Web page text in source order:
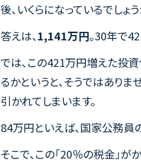
後、いくらになっているでしょ
答えは、1,141万円。30年で
では、この421万円増えた投資
るかというと、そうではあり
引かれてしまいます。
84万円といえば、国家公務員
そこで、この「20％の税金」が